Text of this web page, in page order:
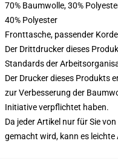
70% Baumwolle, 30%
40% Polyester
Fronttasche, passender
Der Drittdrucker dieses
Standards der
Der Drucker dieses Produkts
zur Verbesserung der
Initiative verpflichtet haben.
Da jeder Artikel nur für Sie
gemacht wird, kann es